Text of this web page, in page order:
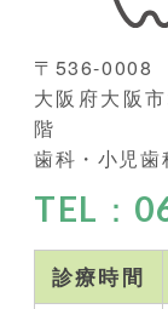
〒536-0008
大阪府大阪
階
歯科・小児
TEL：
診療時間